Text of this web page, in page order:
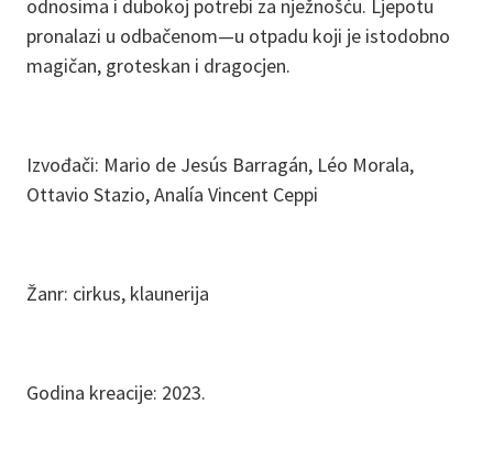
odnosima i dubokoj potrebi za nježnošću. Ljepotu
pronalazi u odbačenom—u otpadu koji je istodobno
magičan, groteskan i dragocjen.
Izvođači: Mario de Jesús Barragán, Léo Morala,
Ottavio Stazio, Analía Vincent Ceppi
Žanr: cirkus, klaunerija
Godina kreacije: 2023.